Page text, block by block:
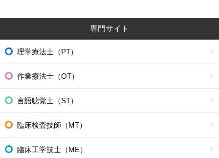
専門サイト
理学療法士（PT）
作業療法士（OT）
言語聴覚士（ST）
臨床検査技師（MT）
臨床工学技士（ME）